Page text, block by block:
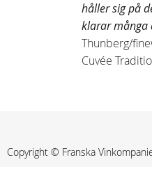
håller sig på
klarar många
Thunberg/
Cuvée
Copyright © Franska